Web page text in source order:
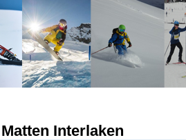
Interlaken